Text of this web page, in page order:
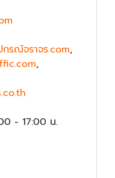
รณ์จราจร.com,
,
- 17:00 น.